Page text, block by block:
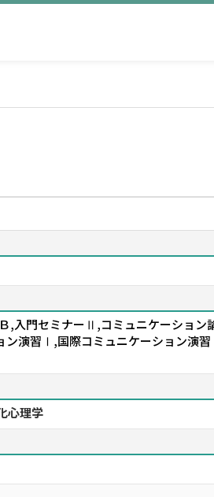
セミナーⅡ,コミュニケーション
ン演習Ⅰ,国際コミュニケーション演
心理学